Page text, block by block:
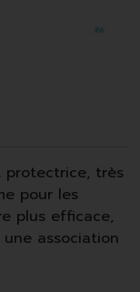
protectrice, très
pour les
plus efficace,
association